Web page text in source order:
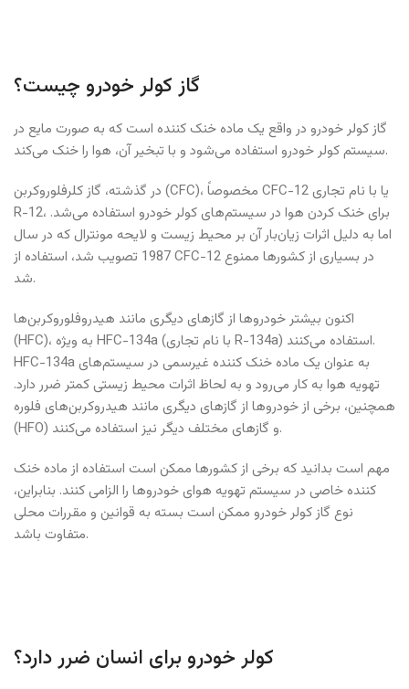
گاز کولر خودرو چیست؟
گاز کولر خودرو در واقع یک ماده خنک کننده است که به صورت مایع در
سیستم کولر خودرو استفاده می‌شود و با تبخیر آن، هوا را خنک می‌کند.
در گذشته، گاز کلرفلوروکربن (CFC)، مخصوصاً CFC-12 یا با نام تجاری
R-12، برای خنک کردن هوا در سیستم‌های کولر خودرو استفاده می‌شد.
اما به دلیل اثرات زیان‌بار آن بر محیط زیست و لایحه مونترال که در سال
1987 تصویب شد، استفاده از CFC-12 در بسیاری از کشورها ممنوع
شد.
اکنون بیشتر خودروها از گازهای دیگری مانند هیدروفلوروکربن‌ها
(HFC)، به ویژه HFC-134a (با نام تجاری R-134a) استفاده می‌کنند.
HFC-134a به عنوان یک ماده خنک کننده غیرسمی در سیستم‌های
تهویه هوا به کار می‌رود و به لحاظ اثرات محیط زیستی کمتر ضرر دارد.
همچنین، برخی از خودروها از گازهای دیگری مانند هیدروکربن‌های فلوره
(HFO) و گازهای مختلف دیگر نیز استفاده می‌کنند.
مهم است بدانید که برخی از کشورها ممکن است استفاده از ماده خنک
کننده خاصی در سیستم تهویه هوای خودروها را الزامی کنند. بنابراین،
نوع گاز کولر خودرو ممکن است بسته به قوانین و مقررات محلی
متفاوت باشد.
کولر خودرو برای انسان ضرر دارد؟